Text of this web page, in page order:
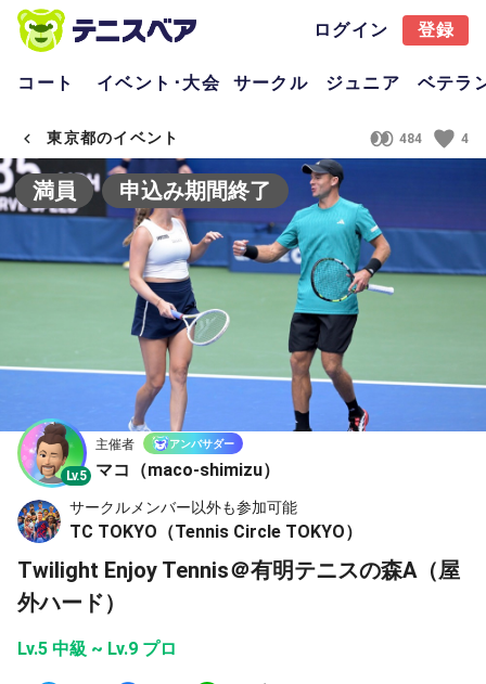
ログイン 登録
コート イベント･大会 サークル ジュニア ベテラ
東京都のイベント 484 4
満員 申込み期間終了
Lv.5
主催者 アンバサダー
マコ（maco-shimizu）
サークルメンバー以外も参加可能
TC TOKYO（Tennis Circle TOKYO）
Twilight Enjoy Tennis＠有明テニスの森A（屋
外ハード）
Lv.5 中級 ~ Lv.9 プロ